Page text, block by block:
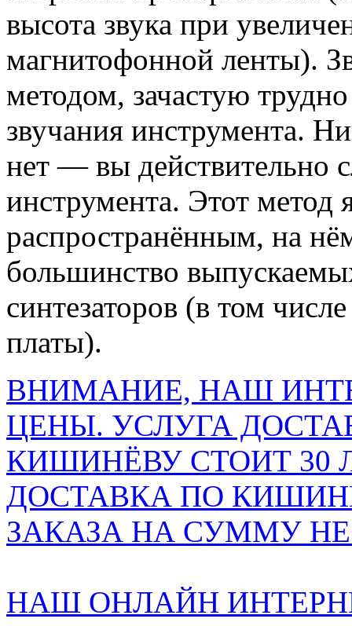
высота звука при
магнитофонной ленты).
методом, зачастую
звучания инструмента.
нет — вы действительно
инструмента. Этот метод
распространённым, на
большинство
синтезаторов (в том
платы).
ВНИМАНИЕ, НАШ
ЦЕНЫ. УСЛУГА
КИШИНЁВУ СТОИТ 30
ДОСТАВКА ПО
ЗАКАЗА НА СУММУ НЕ
НАШ ОНЛАЙН